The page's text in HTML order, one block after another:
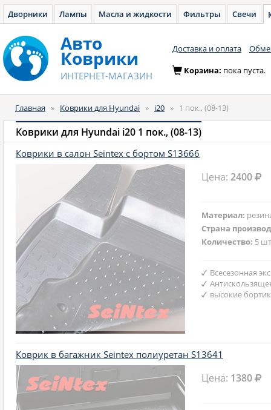
Дворники Лампы Масла и жидкости Фильтры Свечи
Авто
Коврики
ИНТЕРНЕТ-МАГАЗИН
Доставка и оплата
Корзина: пока пуста.
Главная » Коврики для Hyundai » i20 » 1 пок., (08-13)
Коврики для Hyundai i20 1 пок., (08-13)
Коврики в салон Seintex с бортом S13666
Цена:2400
Материал:
Страна
Количество: 5
Всесезонная
высокие
Коврик в багажник Seintex полиуретан S13641
Цена: 1380